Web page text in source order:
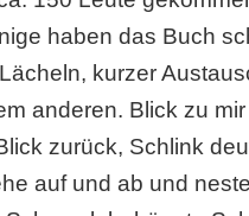
haben das Buch
kurzer
anderen. Blick zu
zurück, Schlink
auf und ab und